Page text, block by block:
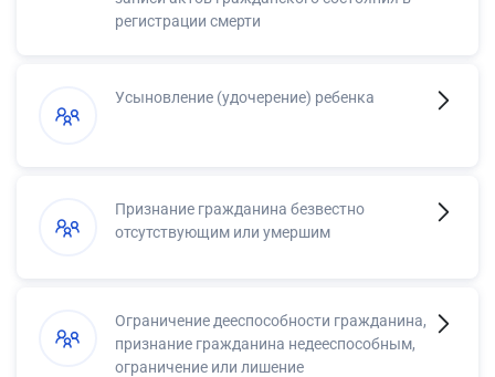
регистрации смерти
Усыновление (удочерение) ребенка
Признание гражданина безвестно
отсутствующим или умершим
Ограничение дееспособности гражданина,
признание гражданина недееспособным,
ограничение или лишение